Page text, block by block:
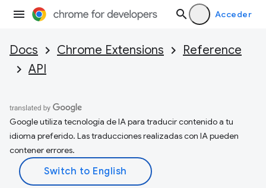
Acceder
Docs Chrome Extensions
Reference
API
Google utiliza tecnología de IA para traducir contenido a tu
idioma preferido. Las traducciones realizadas con IA pueden
contener errores.